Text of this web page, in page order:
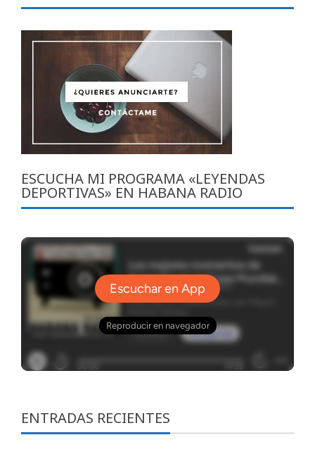
ESCUCHA MI PROGRAMA «LEYENDAS
DEPORTIVAS» EN HABANA RADIO
ENTRADAS RECIENTES